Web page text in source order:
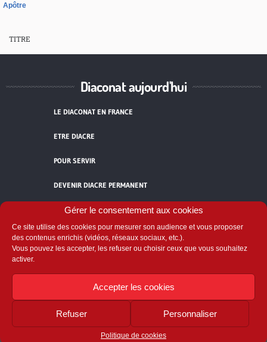
Gérer le consentement aux cookies
Ce site utilise des cookies pour mesurer son audience et vous proposer
des contenus enrichis (vidéos, réseaux sociaux, etc.).
Vous pouvez les accepter, les refuser ou choisir ceux que vous souhaitez
activer.
Accepter les cookies
Refuser Personnaliser
Politique de cookies
Apôtre
TITRE
Diaconat aujourd'hui
LE DIACONAT EN FRANCE
ETRE DIACRE
POUR SERVIR
DEVENIR DIACRE PERMANENT
TÉMOIGNAGES
ACCUEIL
Comité National du Diaconat
58 avenue de Breteuil - 75007 Paris